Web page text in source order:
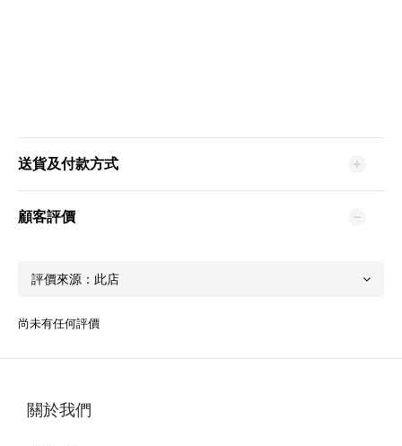
送貨及付款方式
顧客評價
尚未有任何評價
關於我們